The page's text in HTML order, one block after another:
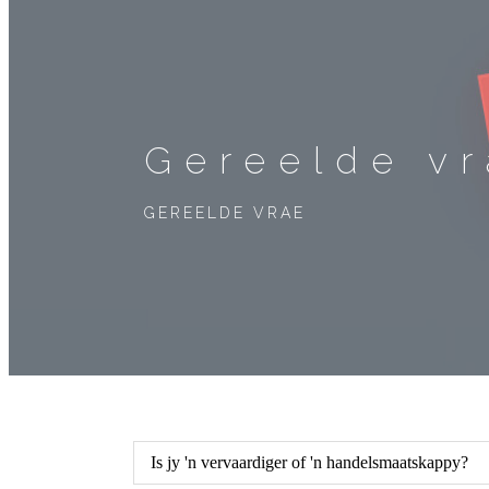
Gereelde
GEREELDE VRAE
Is jy 'n vervaardiger of 'n handelsmaatskappy?